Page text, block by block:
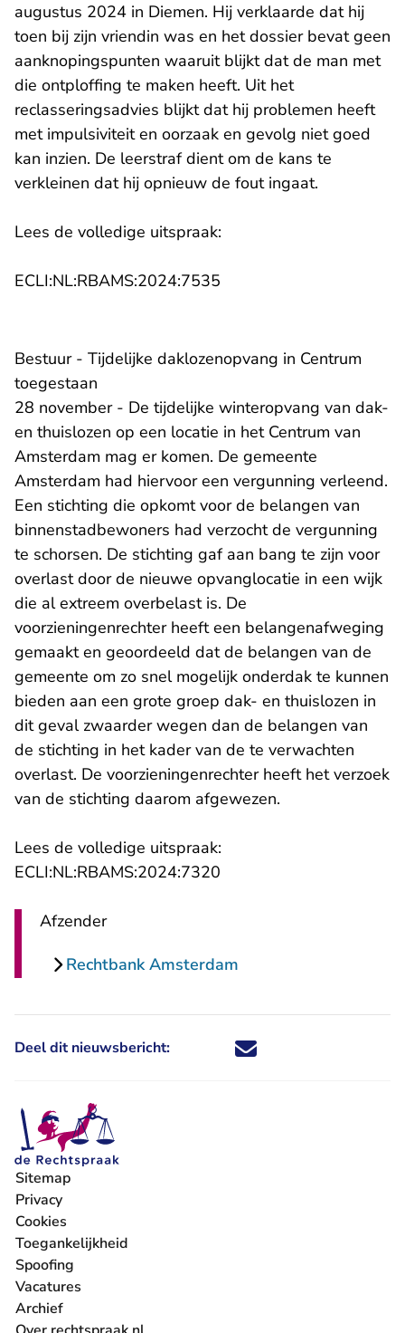
augustus 2024 in Diemen. Hij verklaarde dat hij
toen bij zijn vriendin was en het dossier bevat geen
aanknopingspunten waaruit blijkt dat de man met
die ontploffing te maken heeft. Uit het
reclasseringsadvies blijkt dat hij problemen heeft
met impulsiviteit en oorzaak en gevolg niet goed
kan inzien. De leerstraf dient om de kans te
verkleinen dat hij opnieuw de fout ingaat.
Lees de volledige uitspraak:
ECLI:NL:RBAMS:2024:7535
Bestuur - Tijdelijke daklozenopvang in Centrum
toegestaan
28 november - De tijdelijke winteropvang van dak-
en thuislozen op een locatie in het Centrum van
Amsterdam mag er komen. De gemeente
Amsterdam had hiervoor een vergunning verleend.
Een stichting die opkomt voor de belangen van
binnenstadbewoners had verzocht de vergunning
te schorsen. De stichting gaf aan bang te zijn voor
overlast door de nieuwe opvanglocatie in een wijk
die al extreem overbelast is. De
voorzieningenrechter heeft een belangenafweging
gemaakt en geoordeeld dat de belangen van de
gemeente om zo snel mogelijk onderdak te kunnen
bieden aan een grote groep dak- en thuislozen in
dit geval zwaarder wegen dan de belangen van
de stichting in het kader van de te verwachten
overlast. De voorzieningenrechter heeft het verzoek
van de stichting daarom afgewezen.
Lees de volledige uitspraak:
ECLI:NL:RBAMS:2024:7320
Afzender
Rechtbank Amsterdam
Deel dit nieuwsbericht: Deel dit nieuwsbericht via X -
Deel dit nieuwsbericht via
Deel dit nieuwsbericht
Deel dit
Sitemap
Privacy
Cookies
Toegankelijkheid
Spoofing
Vacatures
- U verlaat Rechtspraak.nl
Archief